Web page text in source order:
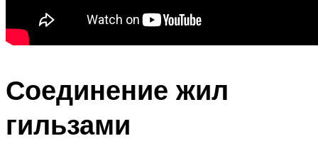
Соединение жил
гильзами